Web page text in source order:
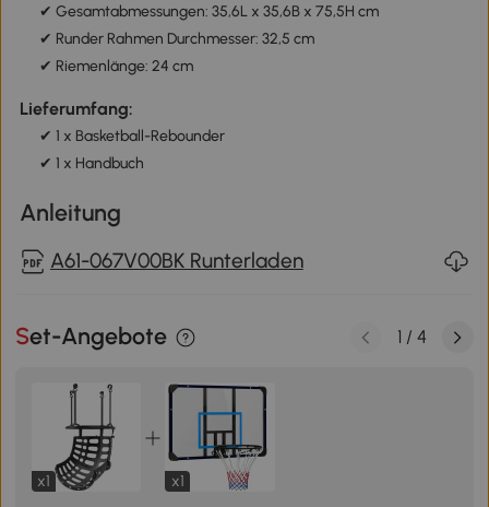
✔ Gesamtabmessungen: 35,6L x 35,6B x 75,5H cm
✔ Runder Rahmen Durchmesser: 32,5 cm
✔ Riemenlänge: 24 cm
Lieferumfang:
✔ 1 x Basketball-Rebounder
✔ 1 x Handbuch
Anleitung
A61-067V00BK Runterladen
Set-Angebote
x1
x1
1 / 4